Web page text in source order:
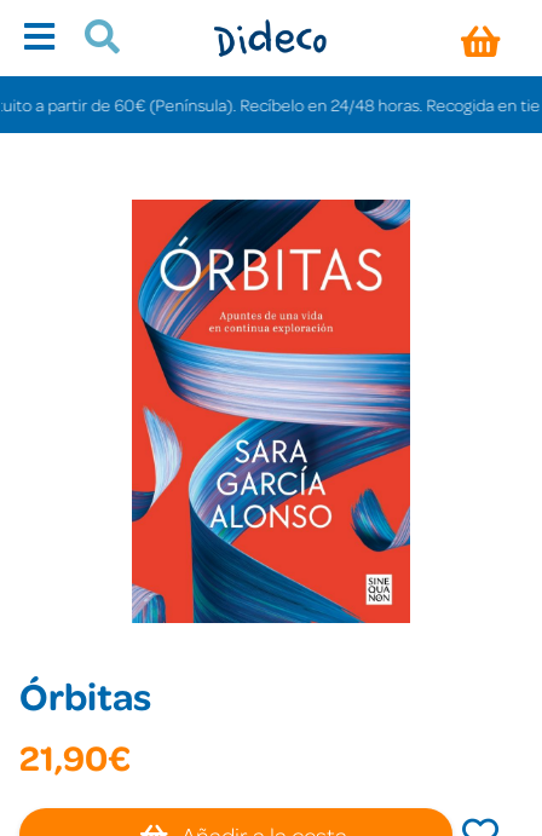
partir de 60€ (Península). Recíbelo en 24/48 horas. Recogida en tiendas
Órbitas
21,90€